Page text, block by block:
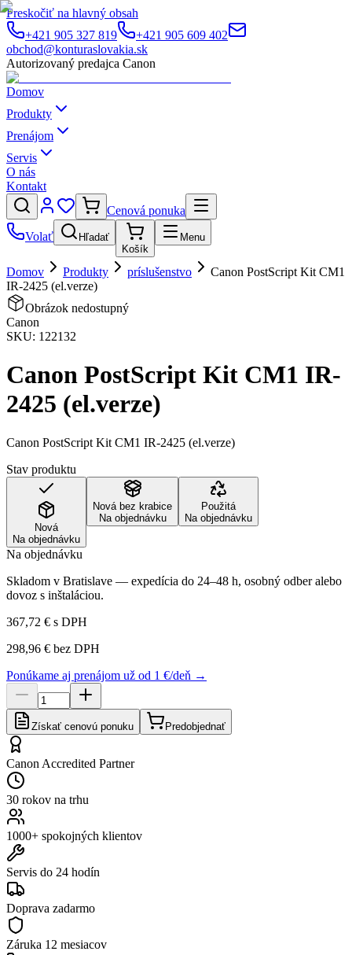
Preskočiť na hlavný obsah
+421 905 327 819
+421 905 609 402
obchod@konturaslovakia.sk
Autorizovaný predajca Canon
Domov
Produkty
Prenájom
Servis
O nás
Kontakt
Cenová ponuka
Volať
Hľadať
Košík
Menu
Domov Produkty príslušenstvo
Canon PostScript Kit CM1
IR-2425 (el.verze)
Obrázok nedostupný
Canon
SKU: 122132
Canon PostScript Kit CM1 IR-
2425 (el.verze)
Canon PostScript Kit CM1 IR-2425 (el.verze)
Stav produktu
Nová
Na objednávku
Nová bez krabice
Na objednávku
Použitá
Na objednávku
Na objednávku
Skladom v Bratislave — expedícia do 24–48 h, osobný odber alebo
dovoz s inštaláciou.
367,72 € s DPH
298,96 € bez DPH
Ponúkame aj prenájom už od 1 €/deň →
Získať cenovú ponuku Predobjednať
Canon Accredited Partner
30 rokov na trhu
1000+ spokojných klientov
Servis do 24 hodín
Doprava zadarmo
Záruka 12 mesiacov